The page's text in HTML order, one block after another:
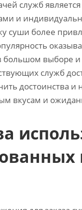
служб
и
суши более
большом выборе
служб
достоинства и
вкусам и